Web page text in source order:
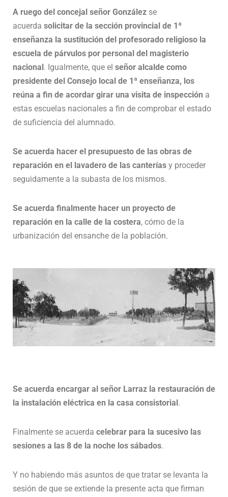
A ruego del concejal señor González se
acuerda solicitar de la sección provincial de 1ª
enseñanza la sustitución del profesorado religioso la
escuela de párvulos por personal del magisterio
nacional . Igualmente, que el señor alcalde como
presidente del Consejo local de 1ª enseñanza, los
reúna a fin de acordar girar una visita de inspección a
estas escuelas nacionales a fin de comprobar el estado
de suficiencia del alumnado.
Se acuerda hacer el presupuesto de las obras de
reparación en el lavadero de las canterías y proceder
seguidamente a la subasta de los mismos.
Se acuerda finalmente hacer un proyecto de
reparación en la calle de la costera, cómo de la
urbanización del ensanche de la población.
Se acuerda encargar al señor Larraz la restauración de
la instalación eléctrica en la casa consistorial .
Finalmente se acuerda celebrar para la sucesivo las
sesiones a las 8 de la noche los sábados.
Y no habiendo más asuntos de que tratar se levanta la
sesión de que se extiende la presente acta que firman